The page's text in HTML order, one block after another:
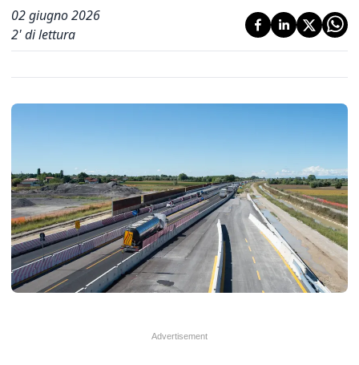
02 giugno 2026
2' di lettura